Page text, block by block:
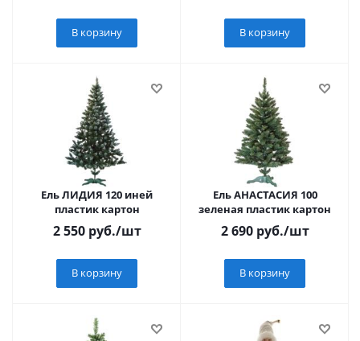
В корзину В корзину
Ель ЛИДИЯ 120 иней
пластик картон
2 550руб./шт
В корзину
Ель АНАСТАСИЯ 100
зеленая пластик картон
2 690руб./шт
В корзину